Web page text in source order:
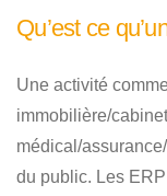
Qu’est ce
Une activité
immobilière/
médical/
du public. Les